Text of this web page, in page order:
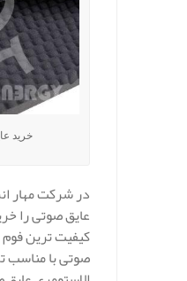
خرید
در شرکت مهار
عایق صوتی را
کیفیت ترین
صوتی با مناسب